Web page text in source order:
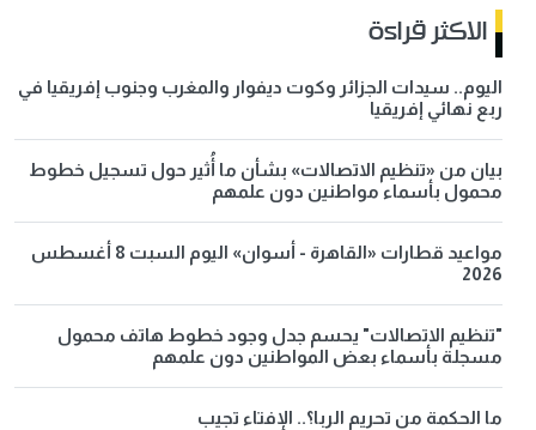
الاكثر قراءة
اليوم.. سيدات الجزائر وكوت ديفوار والمغرب وجنوب إفريقيا في
ربع نهائي إفريقيا
بيان من «تنظيم الاتصالات» بشأن ما أُثير حول تسجيل خطوط
محمول بأسماء مواطنين دون علمهم
مواعيد قطارات «القاهرة - أسوان» اليوم السبت 8 أغسطس
2026
"تنظيم الاتصالات" يحسم جدل وجود خطوط هاتف محمول
مسجلة بأسماء بعض المواطنين دون علمهم
ما الحكمة من تحريم الربا؟.. الإفتاء تجيب